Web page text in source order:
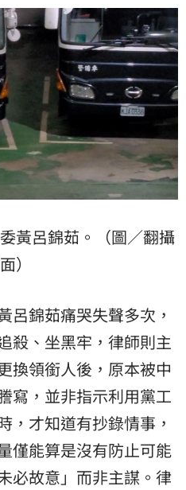
黃呂錦茹。（圖／翻攝
）
呂錦茹痛哭失聲多次，
殺、坐黑牢，律師則主
換領銜人後，原本被中
寫，並非指示利用黨工
，才知道有抄錄情事，
僅能算是沒有防止可能
必故意」而非主謀。律